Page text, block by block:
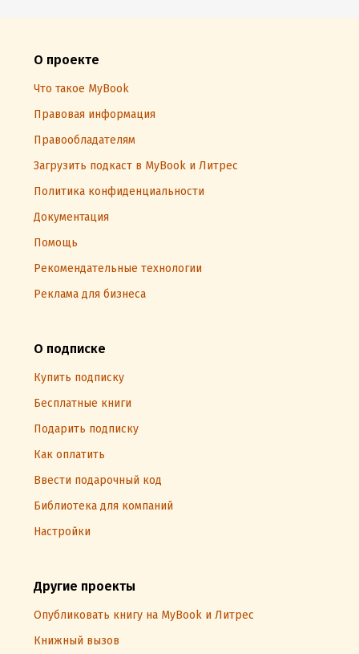
О проекте
Что такое MyBook
Правовая информация
Правообладателям
Загрузить подкаст в MyBook и Литрес
Политика конфиденциальности
Документация
Помощь
Рекомендательные технологии
Реклама для бизнеса
О подписке
Купить подписку
Бесплатные книги
Подарить подписку
Как оплатить
Ввести подарочный код
Библиотека для компаний
Настройки
Другие проекты
Опубликовать книгу на MyBook и Литрес
Книжный вызов